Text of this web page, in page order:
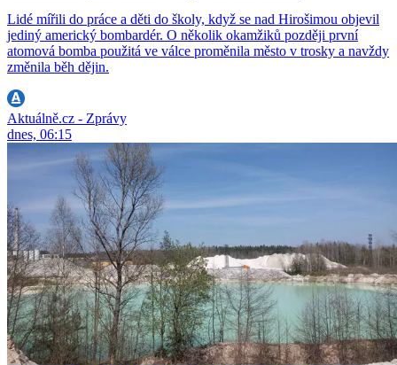
Lidé mířili do práce a děti do školy, když se nad Hirošimou objevil
jediný americký bombardér. O několik okamžiků později první
atomová bomba použitá ve válce proměnila město v trosky a navždy
změnila běh dějin.
Aktuálně.cz - Zprávy
dnes, 06:15